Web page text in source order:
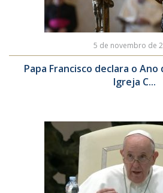
5 de novembro de
Papa Francisco declara o Ano
Igreja C...